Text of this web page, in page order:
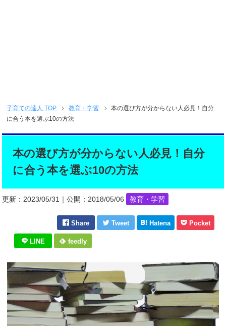
子育ての達人 TOP 教育・学習
本の選び方が分からない人必見！自分
に合う本を選ぶ10の方法
本の選び方が分からない人必見！自分
に合う本を選ぶ10の方法
更新：2023/05/31 ｜公開：2018/05/06 教育・学習
Share Tweet Hatena Pocket
LINE feedly